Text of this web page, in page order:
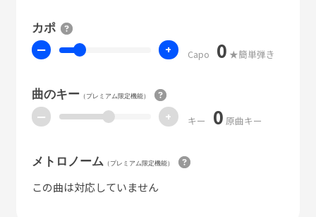
カポ
ー + Capo 0 ★簡単弾き
曲のキー（プレミアム限定機能）
ー + キー 0 原曲キー
メトロノーム （プレミアム限定機能）
この曲は対応していません